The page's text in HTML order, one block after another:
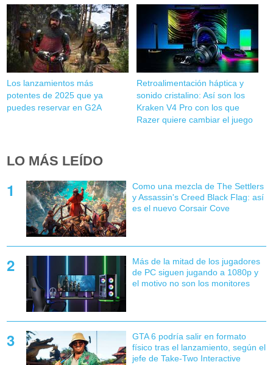
Los lanzamientos más
potentes de 2025 que ya
puedes reservar en G2A
Retroalimentación háptica y
sonido cristalino: Así son los
Kraken V4 Pro con los que
Razer quiere cambiar el juego
LO MÁS LEÍDO
Como una mezcla de The Settlers
y Assassin's Creed Black Flag: así
es el nuevo Corsair Cove
Más de la mitad de los jugadores
de PC siguen jugando a 1080p y
el motivo no son los monitores
GTA 6 podría salir en formato
físico tras el lanzamiento, según el
jefe de Take-Two Interactive